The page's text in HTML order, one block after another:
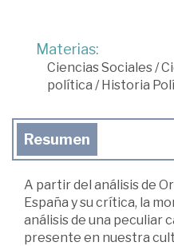
Materias:
Ciencias Sociales /
política /Historia
Resumen
A partir del análisis de
España y su crítica, la
análisis de una peculiar
presente en nuestra